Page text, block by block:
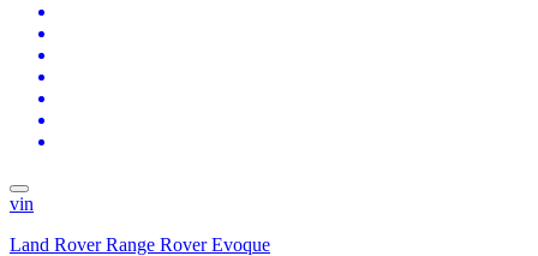
vin
Land Rover Range Rover Evoque